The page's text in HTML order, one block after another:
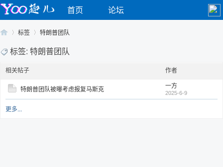
首页 论坛
Yo›
标签 特朗普团队
标签: 特朗普团队
相关帖子 作者
特朗普团队被曝考虑报复马斯克 一方
2025-6-9
更多...